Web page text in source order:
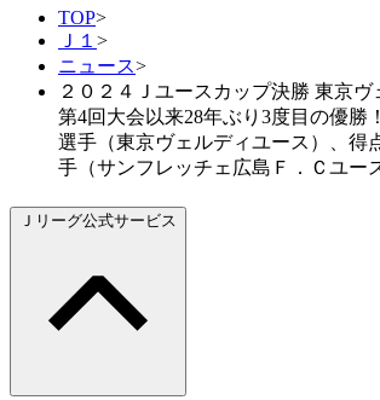
TOP>
Ｊ１ >
ニュース>
２０２４Ｊユースカップ決勝 東京
第4回大会以来28年ぶり3度目の優勝
選手（東京ヴェルディユース）、得
手（サンフレッチェ広島Ｆ．Ｃユー
Ｊリーグ公式サービス